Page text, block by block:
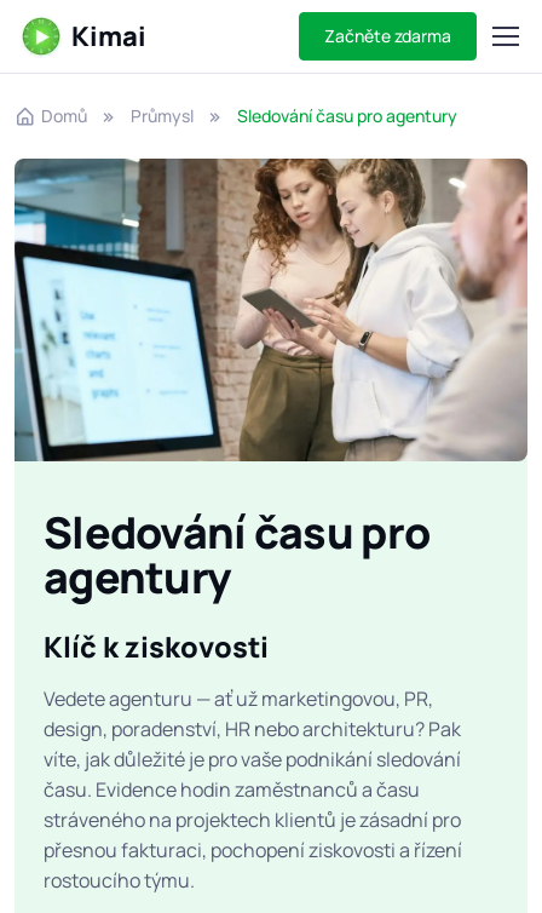
Kimai Začněte zdarma
Domů Průmysl Sledování času pro agentury
Sledování času pro
agentury
Klíč k ziskovosti
Vedete agenturu — ať už marketingovou, PR,
design, poradenství, HR nebo architekturu? Pak
víte, jak důležité je pro vaše podnikání sledování
času. Evidence hodin zaměstnanců a času
stráveného na projektech klientů je zásadní pro
přesnou fakturaci, pochopení ziskovosti a řízení
rostoucího týmu.